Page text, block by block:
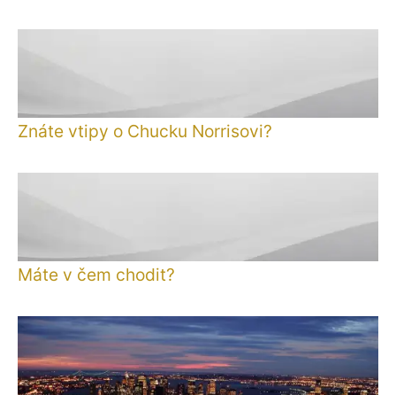
Znáte vtipy o Chucku Norrisovi?
Máte v čem chodit?